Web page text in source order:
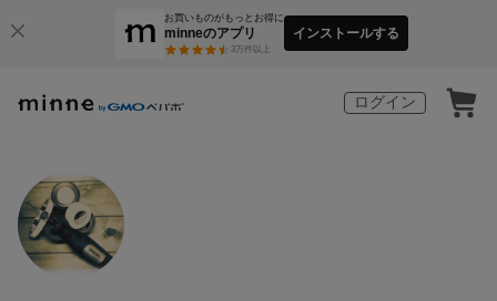
お買いものがもっとお得に
minneのアプリ
3万件以上
インストールする
ログイン